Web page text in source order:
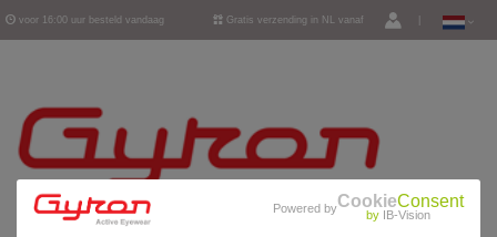
voor 16:00 uur besteld vandaag Gratis verzending in NL vanaf
Powered byCookieConsent
by IB-Vision